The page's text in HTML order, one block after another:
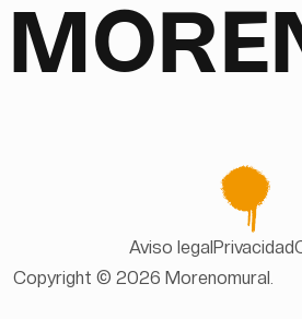
Copyright © 2026 Morenomural.
Aviso legalPrivacidad